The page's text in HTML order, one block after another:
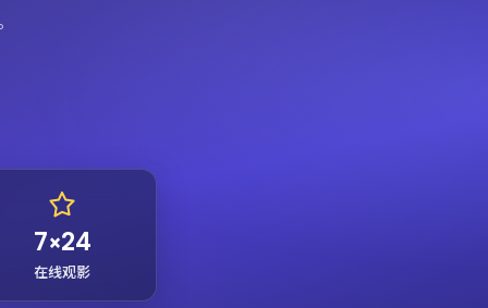
7×24
在线观影